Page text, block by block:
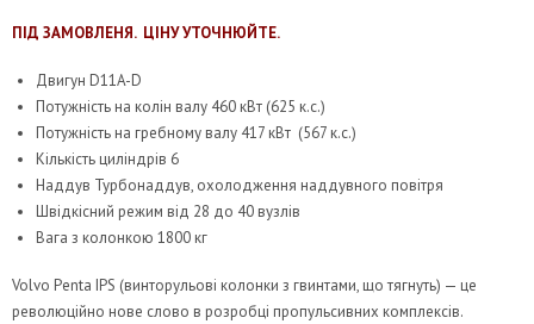
ПІД ЗАМОВЛЕНЯ. ЦІНУ УТОЧНЮЙТЕ.
Двигун D11A-D
Потужність на колін валу 460 кВт (625 к.с.)
Потужність на гребному валу 417 кВт (567 к.с.)
Кількість циліндрів 6
Наддув Турбонаддув, охолодження наддувного повітря
Швідкісний режим від 28 до 40 вузлів
Вага з колонкою 1800 кг
Volvo Penta IPS (винторульові колонки з гвинтами, що тягнуть) — це
революційно нове слово в розробці пропульсивних комплексів.